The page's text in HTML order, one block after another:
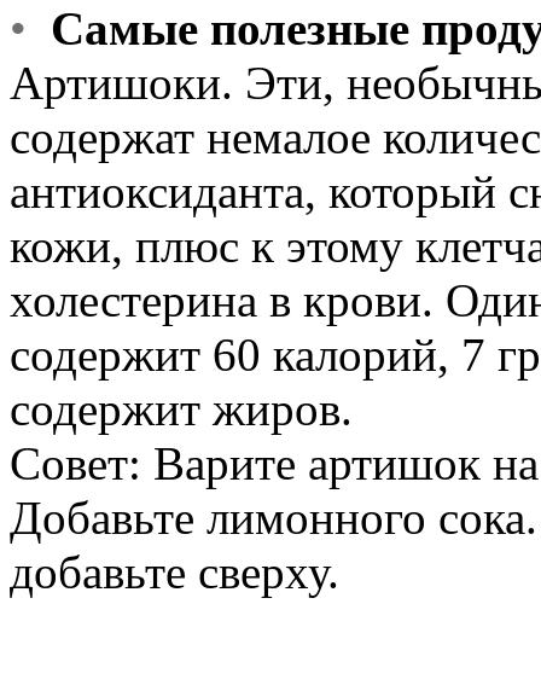
• Самые полезные
Артишоки. Эти,
содержат немалое
антиоксиданта, который
кожи, плюс к этому
холестерина в крови.
содержит 60 калорий, 7
содержит жиров.
Совет: Варите артишок
Добавьте лимонного
добавьте сверху.